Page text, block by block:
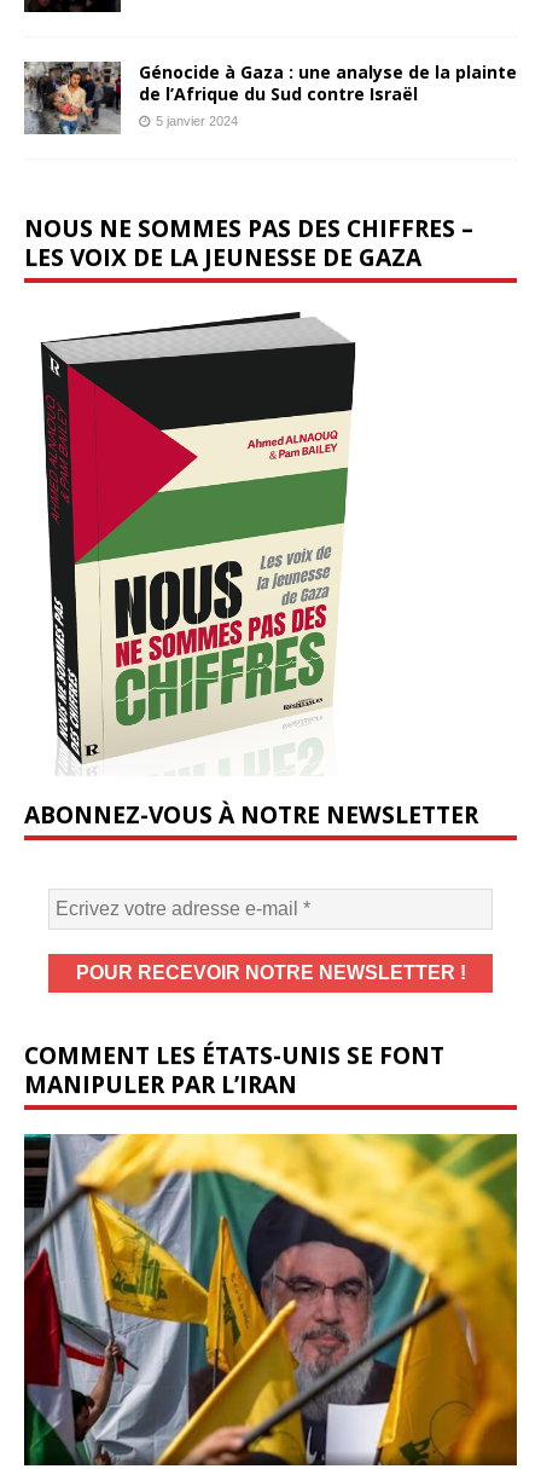
Génocide à Gaza : une analyse de la plainte
de l’Afrique du Sud contre Israël
5 janvier 2024
NOUS NE SOMMES PAS DES CHIFFRES –
LES VOIX DE LA JEUNESSE DE GAZA
ABONNEZ-VOUS À NOTRE NEWSLETTER
COMMENT LES ÉTATS-UNIS SE FONT
MANIPULER PAR L’IRAN